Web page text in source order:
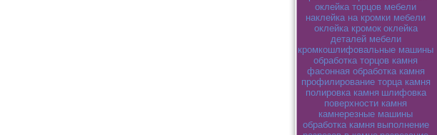
оклейка торцов мебели
наклейка на кромки мебели
оклейка кромок оклейка
деталей мебели
кромкошлифовальные машины
обработка торцов камня
фасонная обработка камня
профилирование торца камня
полировка камня шлифовка
поверхности камня
камнерезные машины
обработка камня выполнение